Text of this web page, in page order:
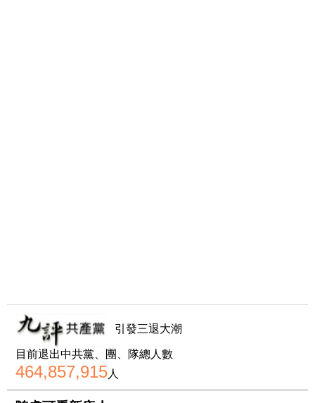
引發三退大潮
目前退出中共黨、團、隊總人數
464,857,915人